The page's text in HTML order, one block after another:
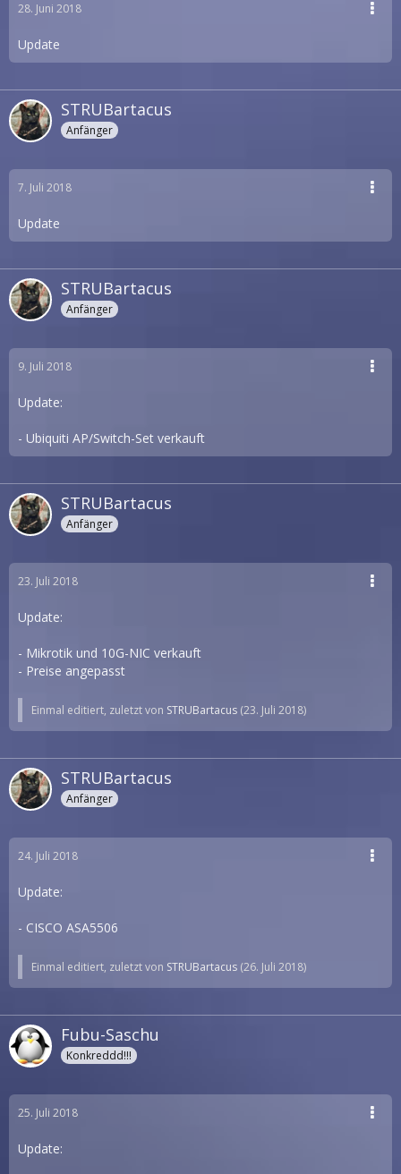
28. Juni 2018
Update
STRUBartacus
Anfänger
7. Juli 2018
Update
STRUBartacus
Anfänger
9. Juli 2018
Update:
- Ubiquiti AP/Switch-Set verkauft
STRUBartacus
Anfänger
23. Juli 2018
Update:
- Mikrotik und 10G-NIC verkauft
- Preise angepasst
Einmal editiert, zuletzt von STRUBartacus (23. Juli 2018)
STRUBartacus
Anfänger
24. Juli 2018
Update:
- CISCO ASA5506
Einmal editiert, zuletzt von STRUBartacus (26. Juli 2018)
Fubu-Saschu
Konkreddd!!!
25. Juli 2018
Update: